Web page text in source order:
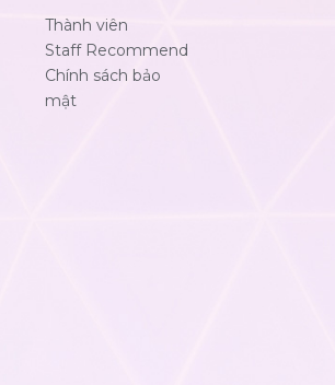
Thành viên
Staff Recommend
Chính sách bảo
mật